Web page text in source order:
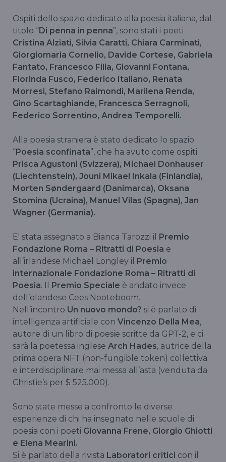
Ospiti dello spazio dedicato alla poesia italiana, dal
titolo “Di penna in penna”, sono stati i poeti
Cristina Alziati, Silvia Caratti, Chiara Carminati,
Giorgiomaria Cornelio, Davide Cortese, Gabriela
Fantato, Francesco Filia, Giovanni Fontana,
Florinda Fusco, Federico Italiano, Renata
Morresi, Stefano Raimondi, Marilena Renda,
Gino Scartaghiande, Francesca Serragnoli,
Federico Sorrentino, Andrea Temporelli.
Alla poesia straniera è stato dedicato lo spazio
“Poesia sconfinata”, che ha avuto come ospiti
Prisca Agustoni (Svizzera), Michael Donhauser
(Liechtenstein), Jouni Mikael Inkala (Finlandia),
Morten Søndergaard (Danimarca), Oksana
Stomina (Ucraina), Manuel Vilas (Spagna), Jan
Wagner (Germania).
E' stata assegnato a Bianca Tarozzi il
Premio
Fondazione Roma – Ritratti di Poesia e
all’irlandese Michael Longley il
Premio
internazionale Fondazione Roma – Ritratti di
Poesia. Il Premio Speciale è andato invece
dell’olandese Cees Nooteboom.
Nell’incontro Un nuovo mondo? si è parlato di
intelligenza artificiale con Vincenzo Della Mea,
autore di un libro di poesie scritte da GPT-2, e ci
sarà la poetessa inglese Arch Hades, autrice della
prima opera NFT (non-fungible token) collettiva
e interdisciplinare mai messa all’asta (venduta da
Christie’s per $ 525.000).
Sono state messe a confronto le diverse
esperienze di chi ha insegnato nelle scuole di
poesia con i poeti Giovanna Frene, Giorgio Ghiotti
e Elena Mearini.
Si è parlato della rivista Laboratori critici con il